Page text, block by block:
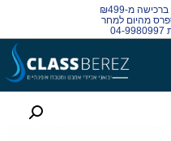
מ-₪499
מהיום למחר